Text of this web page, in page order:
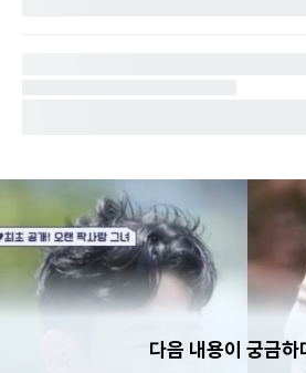
다음 내용이 궁금하